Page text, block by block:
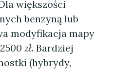
większości
benzyną lub
modyfikacja mapy
zł. Bardziej
(hybrydy,